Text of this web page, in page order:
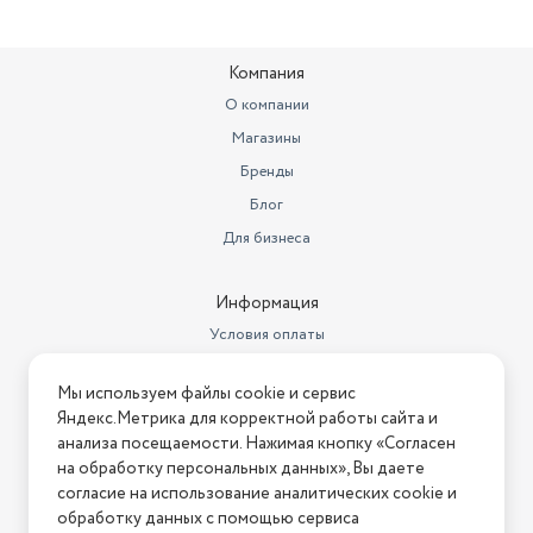
Компания
О компании
Магазины
Бренды
Блог
Для бизнеса
Информация
Условия оплаты
Условия возврата
Нашли ошибку на сайте? Напишите нам
2026 © Интернет-магазин "АстМаркет". У нас есть всё!
Мы используем файлы cookie и сервис
Яндекс.Метрика для корректной работы сайта и
анализа посещаемости. Нажимая кнопку «Согласен
на обработку персональных данных», Вы даете
согласие на использование аналитических cookie и
обработку данных с помощью сервиса